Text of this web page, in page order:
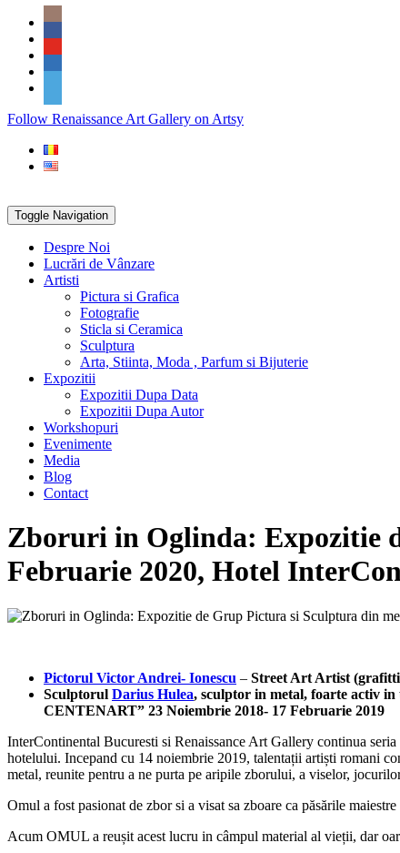
Skip
content
Social
Icons
PARTENER
Follow Renaissance Art Gallery on Artsy
Toggle Navigation
Despre Noi
Lucrări de Vânzare
Artisti
Pictura si Grafica
Fotografie
Sticla si Ceramica
Sculptura
Arta, Stiinta, Moda , Parfum si Bijuterie
Expozitii
Expozitii Dupa Data
Expozitii Dupa Autor
Workshopuri
Evenimente
Media
Blog
Contact
Zboruri in Oglinda: Expozitie
Februarie 2020, Hotel
Pictorul Victor Andrei- Ionescu – Street Art Artist
Sculptorul Darius Hulea, sculptor in metal, foarte activ
CENTENART” 23 Noiembrie 2018- 17 Februarie 2019
InterContinental Bucuresti si Renaissance Art Gallery continua
hotelului. Incepand cu 14 noiembrie 2019, talentații artiști romani
metal, reunite pentru a ne purta pe aripile zborului, a viselor,
Omul a fost pasionat de zbor si a visat sa zboare ca păsările
Acum OMUL a reușit acest lucru in câmpul material al vieții, dar